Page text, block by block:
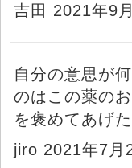
吉田 2021年9
自分の意思が
のはこの薬の
を褒めてあげた
jiro 2021年7月